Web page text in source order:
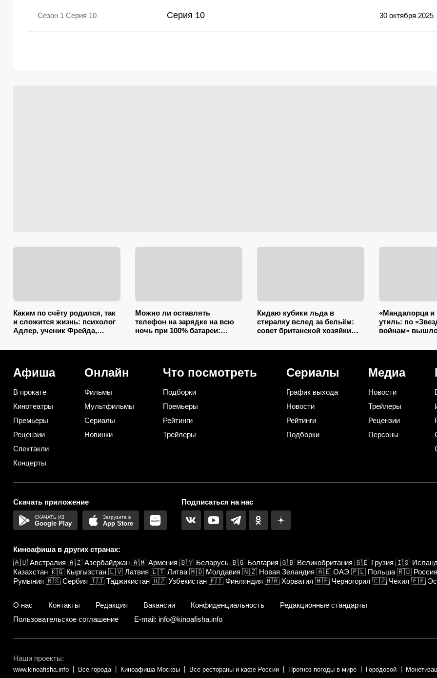
Серия 10
Сезон 1 Серия 10 30 октября 2025
Каким по счёту родился, так
и сложится жизнь: психолог
Адлер, ученик Фрейда,
Можно ли оставлять
телефон на зарядке на всю
ночь при 100% батареи:
Кидаю кубики льда в
стиралку вслед за бельём:
совет британской хозяйки
«Мандалорца и
утиль: по
войнам»
Афиша
В прокате
Кинотеатры
Премьеры
Рецензии
Спектакли
Концерты
Онлайн
Фильмы
Мультфильмы
Сериалы
Новинки
Что посмотреть
Подборки
Премьеры
Рейтинги
Трейлеры
Сериалы
График выхода
Новости
Рейтинги
Подборки
Медиа
Новости
Трейлеры
Рецензии
Персоны
Скачать приложение
Google Play App Store
Подписаться на нас
Киноафиша в других странах:
🇦🇺 Австралия 🇦🇿 Азербайджан 🇦🇲 Армения 🇧🇾 Беларусь 🇧🇬 Болгария 🇬🇧 Великобритания 🇬🇪 Грузия 🇮🇸
Казахстан 🇰🇬 Кыргызстан 🇱🇻 Латвия 🇱🇹 Литва 🇲🇩 Молдавия 🇳🇿 Новая Зеландия 🇦🇪 ОАЭ 🇵🇱 Польша 🇷🇺 Россия
Румыния 🇷🇸 Сербия 🇹🇯 Таджикистан 🇺🇿 Узбекистан 🇫🇮 Финляндия 🇭🇷 Хорватия 🇲🇪 Черногория 🇨🇿 Чехия 🇪🇪
О нас Контакты Редакция Вакансии Конфиденциальность
Редакционные стандарты
Пользовательское соглашение
E-mail: info@kinoafisha.info
Наши проекты:
www.kinoafisha.info Все города Киноафиша Москвы Все рестораны и кафе России Прогноз погоды в мире Городовой